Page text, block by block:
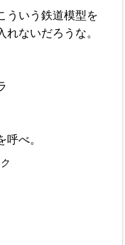
ういう鉄道模型を
ないだろうな。
呼べ。